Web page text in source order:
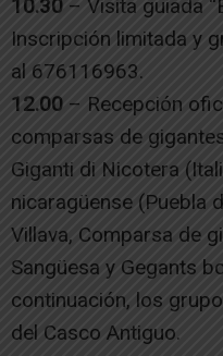
10.30 – Visita guiada
Inscripción limitada y
al 676116963.
12.00 – Recepción
comparsas de
Giganti di Nicotera
nicaragüense (Puebla
Villava, Comparsa de
Sangüesa y Gegants
continuación, los
del Casco Antiguo.